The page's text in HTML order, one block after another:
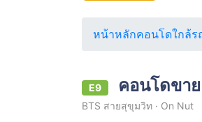
หน้าหลักคอนโดใกล้ร
E9 คอนโดขา
BTS สายสุขุมวิท · On Nut